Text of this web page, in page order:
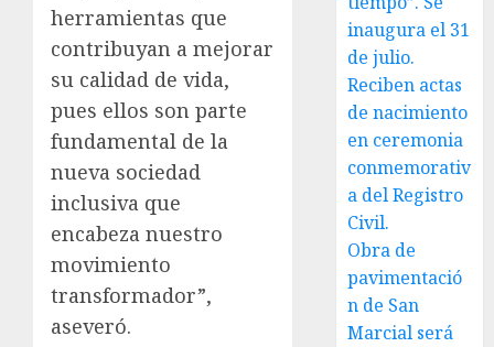
herramientas que
contribuyan a mejorar
su calidad de vida,
pues ellos son parte
fundamental de la
nueva sociedad
inclusiva que
encabeza nuestro
movimiento
transformador”,
aseveró.
inaugura el 31
de julio.
Reciben actas
de nacimiento
en ceremonia
conmemorativ
a del Registro
Civil.
Obra de
pavimentació
n de San
Marcial será